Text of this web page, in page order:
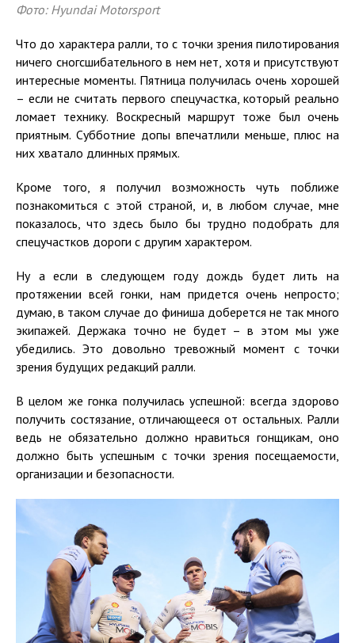
Фото: Hyundai Motorsport
Что до характера ралли, то с точки зрения пилотирования
ничего сногсшибательного в нем нет, хотя и присутствуют
интересные моменты. Пятница получилась очень хорошей
– если не считать первого спецучастка, который реально
ломает технику. Воскресный маршрут тоже был очень
приятным. Субботние допы впечатлили меньше, плюс на
них хватало длинных прямых.
Кроме того, я получил возможность чуть поближе
познакомиться с этой страной, и, в любом случае, мне
показалось, что здесь было бы трудно подобрать для
спецучастков дороги с другим характером.
Ну а если в следующем году дождь будет лить на
протяжении всей гонки, нам придется очень непросто;
думаю, в таком случае до финиша доберется не так много
экипажей. Держака точно не будет – в этом мы уже
убедились. Это довольно тревожный момент с точки
зрения будущих редакций ралли.
В целом же гонка получилась успешной: всегда здорово
получить состязание, отличающееся от остальных. Ралли
ведь не обязательно должно нравиться гонщикам, оно
должно быть успешным с точки зрения посещаемости,
организации и безопасности.